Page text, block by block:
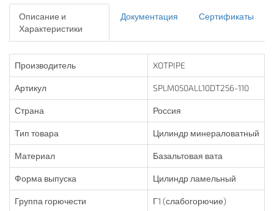
Описание и
Характеристики
Документация Сертификаты
Производитель XOTPIPE
Артикул SPLM050ALL10DT256-110
Страна Россия
Тип товара Цилиндр минераловатный
Материал Базальтовая вата
Форма выпуска Цилиндр ламельный
Группа горючести Г1 (слабогорючие)